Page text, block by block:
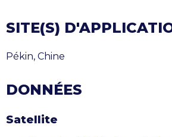
SITE(S)
Pékin, Chine
DONNÉES
Satellite